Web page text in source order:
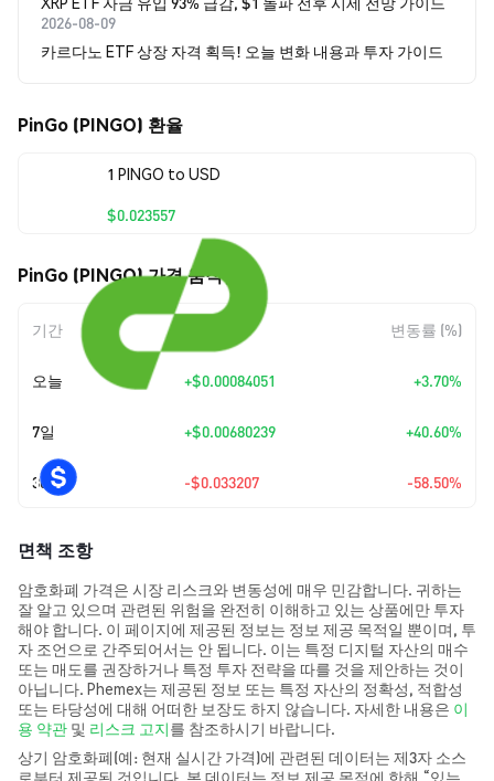
2026-08-09
카르다노 ETF 상장 자격 획득! 오늘 변화 내용과 투자 가이드
PinGo (PINGO) 환율
1 PINGO to USD
$0.023557
PinGo (PINGO) 가격 움직임
기간 변동률 (%)
오늘 +$0.00084051 +3.70%
7일 +$0.00680239 +40.60%
30일 -$0.033207 -58.50%
면책 조항
암호화폐 가격은 시장 리스크와 변동성에 매우 민감합니다. 귀하는
잘 알고 있으며 관련된 위험을 완전히 이해하고 있는 상품에만 투자
해야 합니다. 이 페이지에 제공된 정보는 정보 제공 목적일 뿐이며, 투
자 조언으로 간주되어서는 안 됩니다. 이는 특정 디지털 자산의 매수
또는 매도를 권장하거나 특정 투자 전략을 따를 것을 제안하는 것이
아닙니다. Phemex는 제공된 정보 또는 특정 자산의 정확성, 적합성
또는 타당성에 대해 어떠한 보장도 하지 않습니다. 자세한 내용은 이
용 약관 및 리스크 고지를 참조하시기 바랍니다.
상기 암호화폐(예: 현재 실시간 가격)에 관련된 데이터는 제3자 소스
로부터 제공된 것입니다. 본 데이터는 정보 제공 목적에 한해 “있는